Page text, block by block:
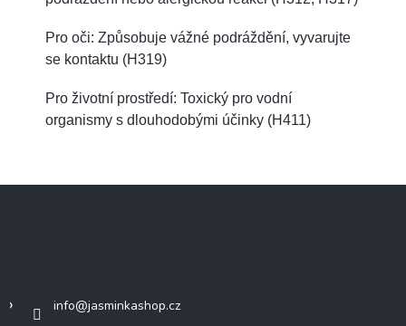
Pro oči: Způsobuje vážné podráždění, vyvarujte
se kontaktu (H319)
Pro životní prostředí: Toxický pro vodní
organismy s dlouhodobými účinky (H411)
info@jasminkashop.cz